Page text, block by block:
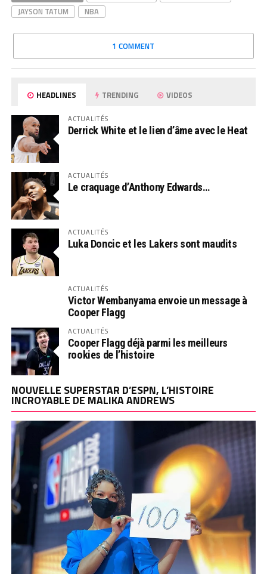
JAYSON TATUM
NBA
1 COMMENT
HEADLINES TRENDING VIDEOS
ACTUALITÉS
Derrick White et le lien d’âme avec le Heat
ACTUALITÉS
Le craquage d’Anthony Edwards…
ACTUALITÉS
Luka Doncic et les Lakers sont maudits
ACTUALITÉS
Victor Wembanyama envoie un message à
Cooper Flagg
ACTUALITÉS
Cooper Flagg déjà parmi les meilleurs
rookies de l’histoire
NOUVELLE SUPERSTAR D’ESPN, L’HISTOIRE
INCROYABLE DE MALIKA ANDREWS